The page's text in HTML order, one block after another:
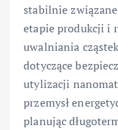
stabilnie
etapie produkcji i
uwalniania
dotyczące
utylizacji
przemysł
planując